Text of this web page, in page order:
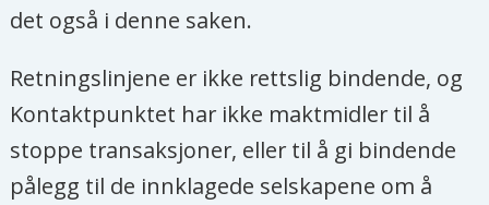
det også i denne saken.
Retningslinjene er ikke rettslig bindende, og
Kontaktpunktet har ikke maktmidler til å
stoppe transaksjoner, eller til å gi bindende
pålegg til de innklagede selskapene om å